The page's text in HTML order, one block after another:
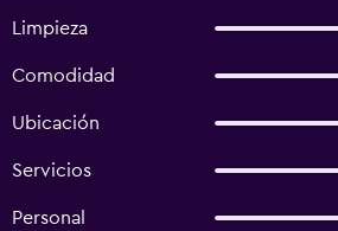
Limpieza
Comodidad
Ubicación
Servicios
Personal